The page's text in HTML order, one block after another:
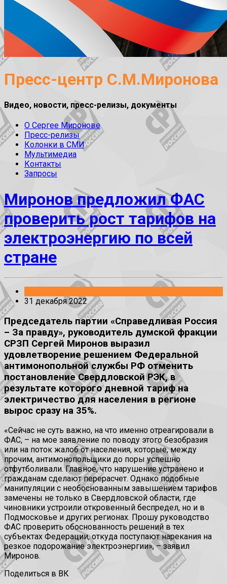
Пресс-центр С.М.Миронова
Видео, новости, пресс-релизы, документы
О Сергее Миронове
Пресс-релизы
Колонки в СМИ
Мультимедиа
Контакты
Запросы
Миронов предложил ФАС
проверить рост тарифов на
электроэнергию по всей
стране
31 декабря 2022
Председатель партии «Справедливая Россия
– За правду», руководитель думской фракции
СРЗП Сергей Миронов выразил
удовлетворение решением Федеральной
антимонопольной службы РФ отменить
постановление Свердловской РЭК, в
результате которого дневной тариф на
электричество для населения в регионе
вырос сразу на 35%.
«Сейчас не суть важно, на что именно отреагировали в
ФАС, – на мое заявление по поводу этого безобразия
или на поток жалоб от населения, которые, между
прочим, антимонопольщики до поры успешно
отфутболивали. Главное, что нарушение устранено и
гражданам сделают перерасчет. Однако подобные
манипуляции с необоснованным завышением тарифов
замечены не только в Свердловской области, где
чиновники устроили откровенный беспредел, но и в
Подмосковье и других регионах. Прошу руководство
ФАС проверить обоснованность решений в тех
субъектах Федерации, откуда поступают нарекания на
резкое подорожание электроэнергии», – заявил
Миронов.
Поделиться в ВК